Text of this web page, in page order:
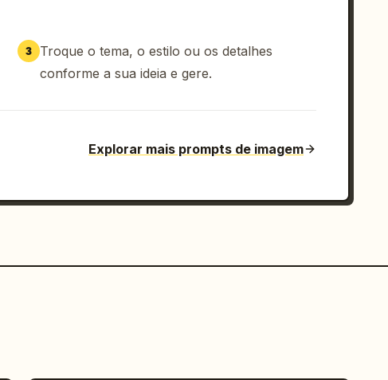
3
Troque o tema, o estilo ou os detalhes
conforme a sua ideia e gere.
Explorar mais prompts de imagem